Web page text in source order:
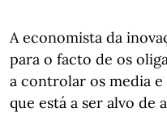
A economista da
para o facto de os
a controlar os media
que está a ser alvo de